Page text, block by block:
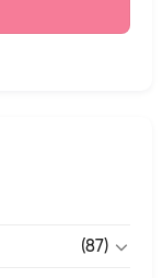
(87)